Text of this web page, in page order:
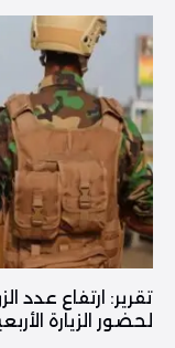
تقرير: ارتفاع عدد
لحضور الزيارة